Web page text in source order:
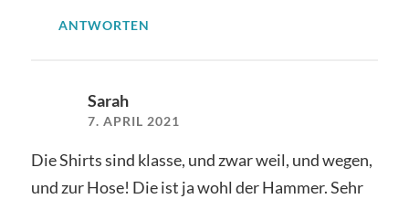
ANTWORTEN
Sarah
7. APRIL 2021
Die Shirts sind klasse, und zwar weil, und wegen,
und zur Hose! Die ist ja wohl der Hammer. Sehr